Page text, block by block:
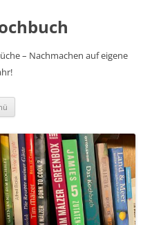
– Nachmachen auf eigene